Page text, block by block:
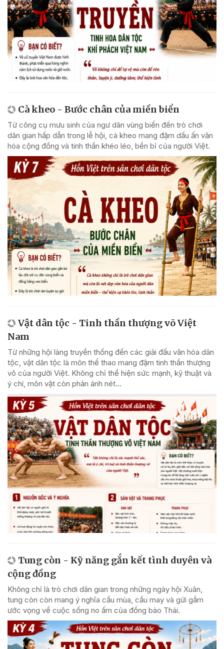
Cà kheo - Bước chân của miền biển
Từ công cụ mưu sinh của ngư dân vùng biển đến trò chơi
dân gian hấp dẫn trong lễ hội, cà kheo mang đậm dấu ấn văn
hóa cộng đồng và tinh thần khéo léo, bền bỉ của người Việt.
Vật dân tộc - Tinh thần thượng võ Việt
Nam
Từ những hội làng truyền thống đến các giải đấu văn hóa dân
tộc, vật dân tộc là môn thể thao mang đậm tinh thần thượng
võ của người Việt. Không chỉ thể hiện sức mạnh, kỹ thuật và
ý chí, môn vật còn phản ánh nét...
Tung còn - Kỹ năng gắn kết tình duyên và
cộng đồng
Không chỉ là trò chơi dân gian trong những ngày hội Xuân,
tung còn còn mang ý nghĩa cầu mùa, cầu may và gửi gắm
ước vọng về cuộc sống no ấm của đồng bào Thái.